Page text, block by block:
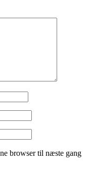
browser til næste gang